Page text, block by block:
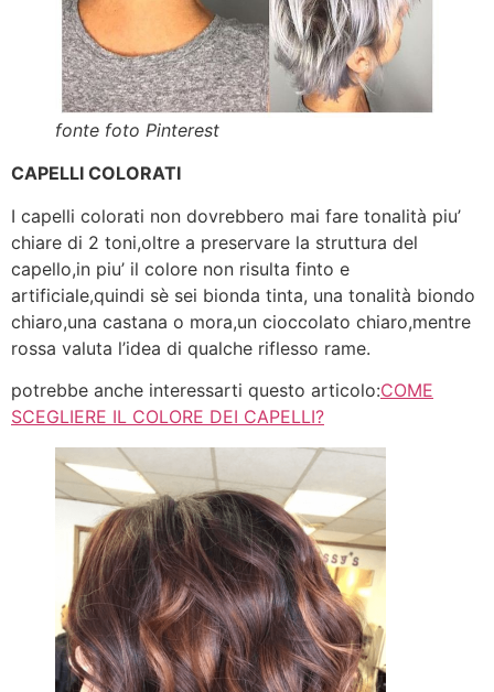
fonte foto Pinterest
CAPELLI COLORATI
I capelli colorati non dovrebbero mai fare tonalità piu’
chiare di 2 toni,oltre a preservare la struttura del
capello,in piu’ il colore non risulta finto e
artificiale,quindi sè sei bionda tinta, una tonalità biondo
chiaro,una castana o mora,un cioccolato chiaro,mentre
rossa valuta l’idea di qualche riflesso rame.
potrebbe anche interessarti questo articolo:COME
SCEGLIERE IL COLORE DEI CAPELLI?